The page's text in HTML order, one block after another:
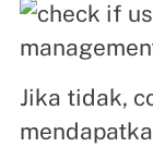
Jika tidak,